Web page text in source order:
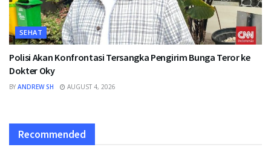
SEHAT
Polisi Akan Konfrontasi Tersangka Pengirim Bunga Teror ke
Dokter Oky
BY ANDREW SH AUGUST 4, 2026
Recommended